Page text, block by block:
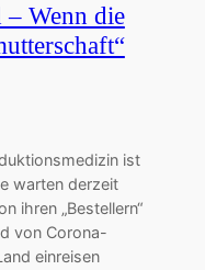
Wenn die
ist
warten derzeit
ihren „Bestellern“
von Corona-
einreisen